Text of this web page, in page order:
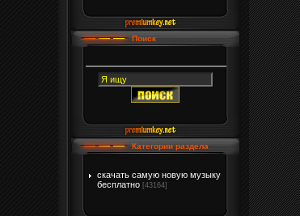
Поиск
Категории раздела
скачать самую новую музыку
бесплатно [43164]